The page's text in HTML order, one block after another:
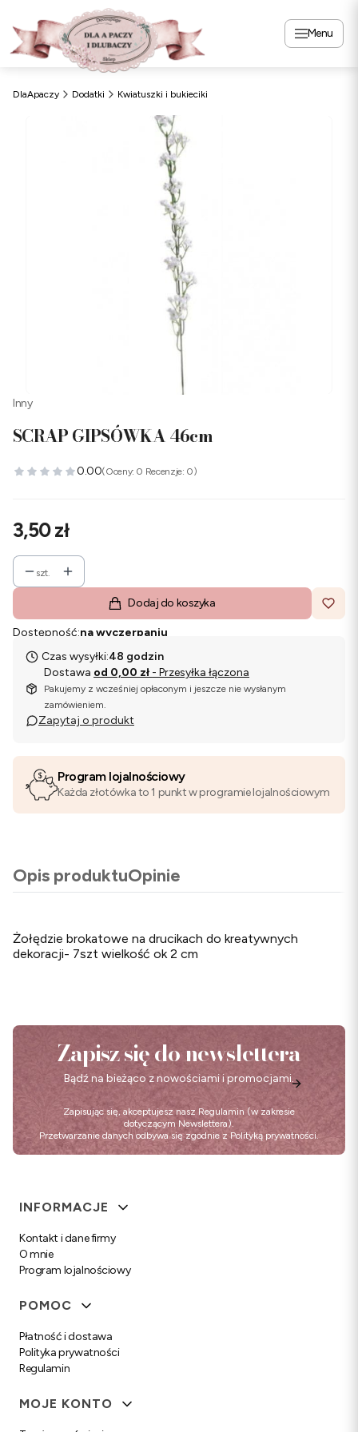
Menu
DlaApaczy Dodatki Kwiatuszki i bukieciki
Inny
SCRAP GIPSÓWKA 46cm
0.00(Oceny: 0 Recenzje: 0)
Cena
3,50 zł
szt.
Dodaj do koszyka
Dostępność:na wyczerpaniu
Czas wysyłki:48 godzin
Dostawa od 0,00 zł - Przesyłka łączona
Pakujemy z wcześniej opłaconym i jeszcze nie wysłanym
zamówieniem.
Zapytaj o produkt
Program lojalnościowy
Każda złotówka to 1 punkt w programie lojalnościowym
Opis produktuOpinie
Żołędzie brokatowe na drucikach do kreatywnych
dekoracji- 7szt wielkość ok 2 cm
Zapisz się do newslettera
Bądź na bieżąco z nowościami i promocjami.
Zapisując się, akceptujesz nasz Regulamin (w zakresie
dotyczącym Newslettera).
Przetwarzanie danych odbywa się zgodnie z Polityką prywatności.
Linki w stopce
INFORMACJE
Kontakt i dane firmy
O mnie
Program lojalnościowy
POMOC
Płatność i dostawa
Polityka prywatności
Regulamin
MOJE KONTO